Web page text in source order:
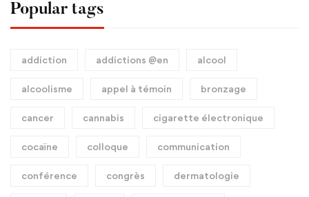
Popular tags
addiction addictions @en alcool
alcoolisme appel à témoin bronzage
cancer cannabis cigarette électronique
cocaïne colloque communication
conférence congrès dermatologie